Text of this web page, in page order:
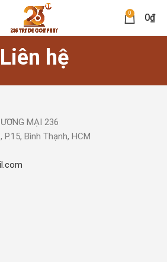
0 0₫
Liên hệ
MẠI 236
Bình Thạnh, HCM